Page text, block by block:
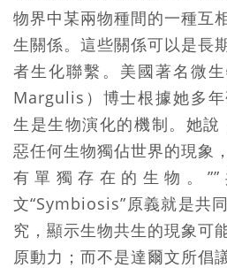
物界中某兩物種間的一種互
生關係。這些關係可以是長
者生化聯繫。美國著名微
Margulis）博士根據她多
生是生物演化的機制。她說
惡任何生物獨佔世界的現象
有單獨存在的生物。
文“Symbiosis”原義就是共
究，顯示生物共生的現象可
原動力；而不是達爾文所倡